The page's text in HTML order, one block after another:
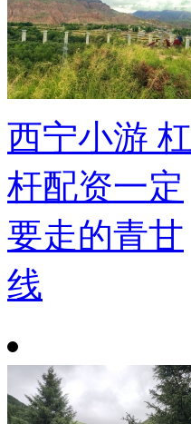
西宁小游 杠
杆配资一定
要走的青甘
线